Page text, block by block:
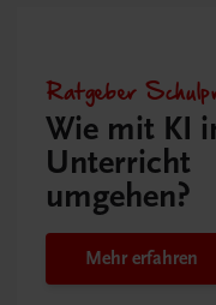
Ratgeber
Wie mit KI
Unterricht
umgehen?
Mehr erfahren